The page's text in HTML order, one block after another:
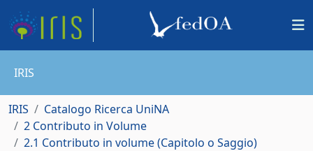
IRIS
IRIS
Catalogo Ricerca UniNA
2 Contributo in Volume
2.1 Contributo in volume (Capitolo o Saggio)